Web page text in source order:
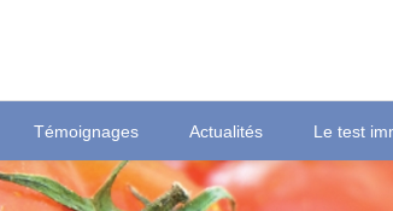
Ortsstraße
D-35423
Témoignages Actualités Le test